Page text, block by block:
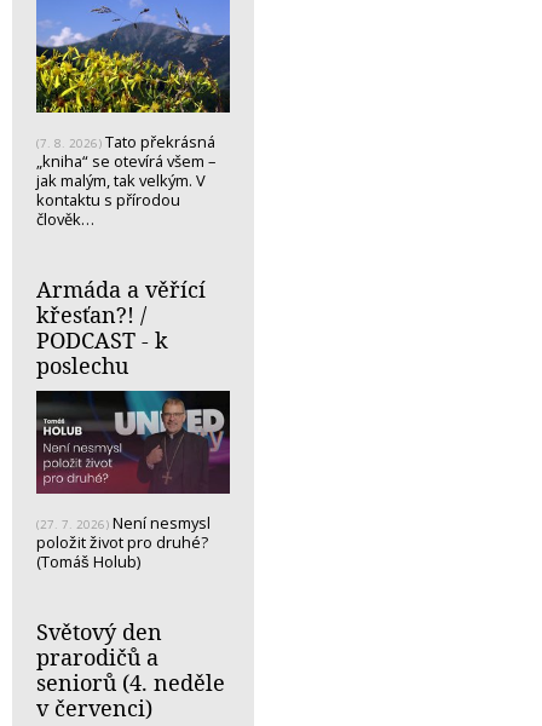
(7. 8. 2026) Tato překrásná
„kniha“ se otevírá všem –
jak malým, tak velkým. V
kontaktu s přírodou
člověk…
Armáda a věřící
křesťan?! /
PODCAST - k
poslechu
(27. 7. 2026) Není nesmysl
položit život pro druhé?
(Tomáš Holub)
Světový den
prarodičů a
seniorů (4. neděle
v červenci)